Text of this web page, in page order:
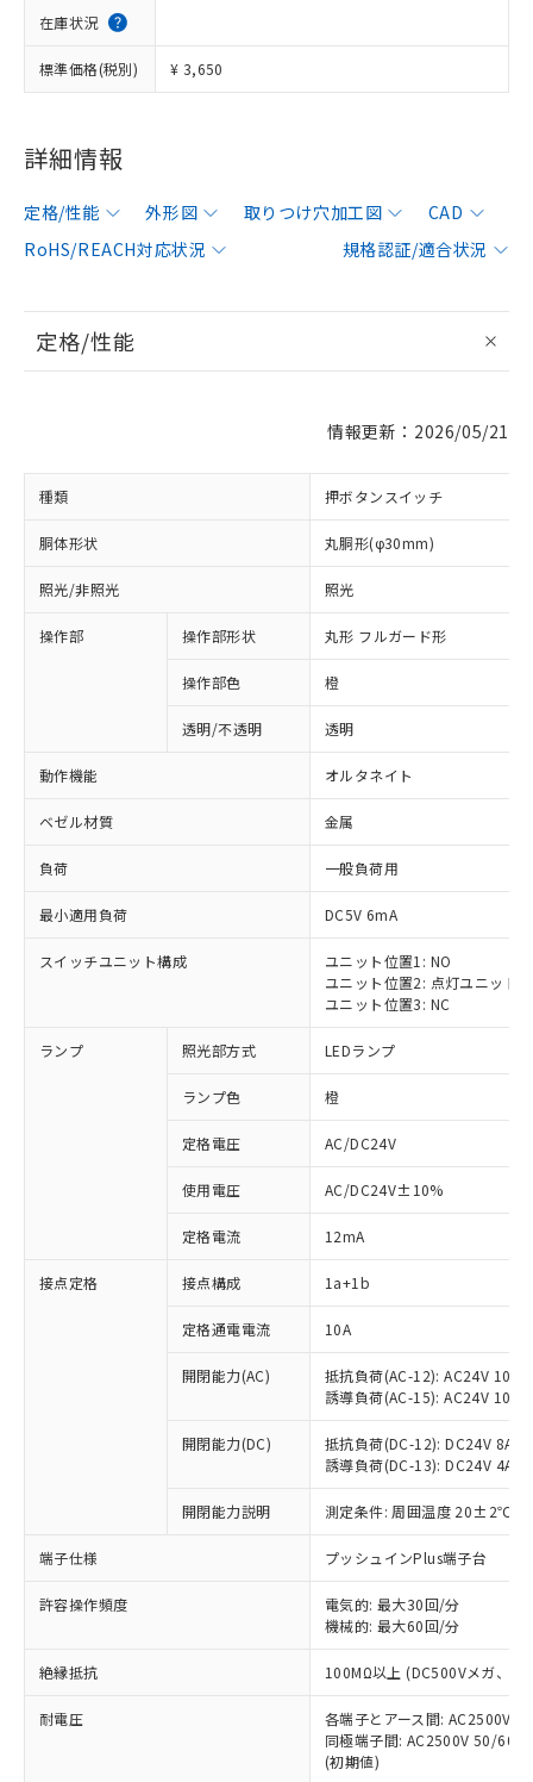
在庫状況
標準価格(税別) ¥ 3,650
詳細情報
定格/性能 外形図 取りつけ穴加工図
CAD
RoHS/REACH対応状況
規格認証/適合状況
定格/性能
情報更新：2026/05/21
種類 押ボタンスイッチ
胴体形状 丸胴形(φ30mm)
照光/非照光 照光
操作部 操作部形状 丸形 フルガード形
操作部色 橙
透明/不透明 透明
動作機能 オルタネイト
ベゼル材質 金属
負荷 一般負荷用
最小適用負荷 DC5V 6mA
スイッチユニット構成
ユニット位置1: NO
ユニット位置2: 点灯ユニット
ユニット位置3: NC
ランプ 照光部方式 LEDランプ
ランプ色 橙
定格電圧 AC/DC24V
使用電圧 AC/DC24V±10%
定格電流 12mA
接点定格 接点構成 1a+1b
定格通電電流 10A
開閉能力(AC)
抵抗負荷(AC-12): AC24V 10A/
誘導負荷(AC-15): AC24V
開閉能力(DC)
抵抗負荷(DC-12): DC24V 8A/
誘導負荷(DC-13): DC24V 4A/
開閉能力説明 測定条件: 周囲温度 20±2℃、
端子仕様 プッシュインPlus端子台
許容操作頻度
電気的: 最大30回/分
機械的: 最大60回/分
絶縁抵抗 100MΩ以上 (DC500Vメガ、点
耐電圧
各端子とアース間: AC2500V
同極端子間: AC2500V 50/
(初期値)
ご利用条件
ご利用ください。
本サービスは、当社制御機器事業取扱
商品の当社在庫状況および標準価格
(税抜)を提供させていただくもので
当社制御機器事業取扱商品の中には、
本サービスの対象外となる商品もある
ことをご了承ください。
在庫状況および標準価格照会結果は、
対応済み：EU RoHS指令（10物質）の
非含有に対応した製品が提供可能な商品で
対応予定：EU RoHS指令（10物質）の非含
有に対応した製品に切り替える予定のある
対応予定なし：EU RoHS指令（10物質）の
非含有に非対応の商品で、対応品を出す予
定はありません。
調査・確認中：EU RoHS指令（10物質）の
非含有の対応状況を調査中または確認中の
害物質有無と関係のない商品です。
仕入先様の事情により、非含有部品として
いたものが、含有品と判明した場合などや
むを得ず変更することがあります。
※1 中国RoHS○×表
「○」：最大均質材料含有率が中国RoHSの
基準値以下であることを示します。
「×」：最大均質材料含有率が中国RoHSの
基準値を超えていることを示します。
「－」：未確認です。当社販売部門へお問
当社は、これら貴社製品のうち、外国
為替および外国貿易法に定める商品